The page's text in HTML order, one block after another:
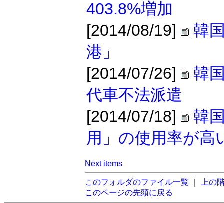
403.8%増加
[2014/08/19]
韓
港」
[2014/07/26]
韓
代車不法派遣
[2014/07/18]
韓
用」の使用率が高
Next items
このフォルダのファイル一覧
上の
このページの先頭に戻る